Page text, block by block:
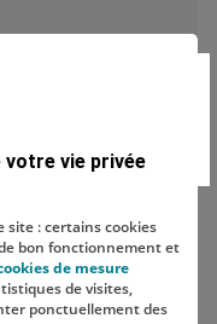
bancaires
sa stratégie
vie privée
site : certains cookies
bon fonctionnement et
de mesure
de visites,
ponctuellement des